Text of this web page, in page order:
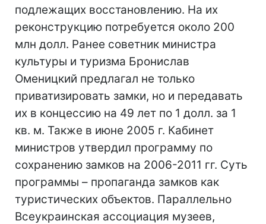
подлежащих восстановлению. На их
реконструкцию потребуется около 200
млн долл. Ранее советник министра
культуры и туризма Бронислав
Оменицкий предлагал не только
приватизировать замки, но и передавать
их в концессию на 49 лет по 1 долл. за 1
кв. м. Также в июне 2005 г. Кабинет
министров утвердил программу по
сохранению замков на 2006-2011 гг. Суть
программы – пропаганда замков как
туристических объектов. Параллельно
Всеукраинская ассоциация музеев,